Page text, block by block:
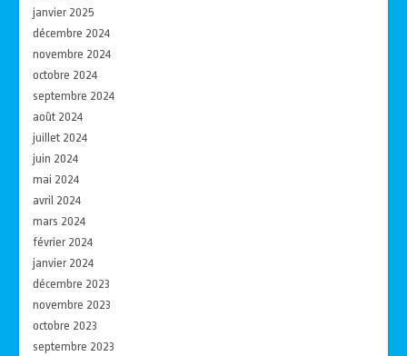
janvier 2025
décembre 2024
novembre 2024
octobre 2024
septembre 2024
août 2024
juillet 2024
juin 2024
mai 2024
avril 2024
mars 2024
février 2024
janvier 2024
décembre 2023
novembre 2023
octobre 2023
septembre 2023